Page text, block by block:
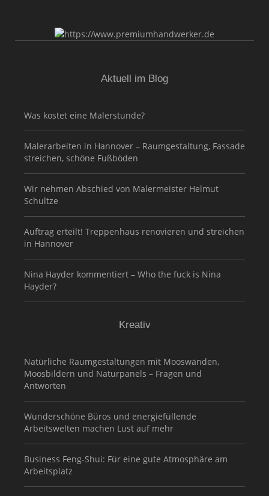
Aktuell im Blog
Was kostet eine Malerstunde?
Malerarbeiten in Hannover – Raumgestaltung, Fassade
streichen, schöne Fußböden
Wir nehmen Abschied von Malermeister Helmut
Schultze
Auftrag erteilt! Treppenhaus renovieren und streichen
in Hannover
Nina Hayder kommentiert – Who the fuck is Nina
Hayder?
Kreativ
Natürliche Raumgestaltungen mit Mooswänden,
Moosbildern und Naturpanels – Fragen und
Antworten
Wunderschöne Büros und energiefüllende
Arbeitswelten machen Lust auf mehr
Business Feng-Shui: Für eine gute Atmosphäre am
Arbeitsplatz